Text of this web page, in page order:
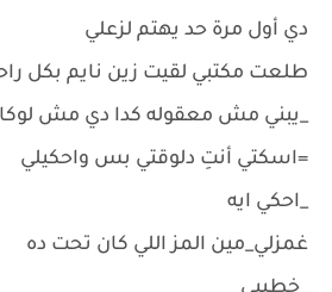
دي أول مرة حد يهتم لزعلي
طلعت مكتبي لقيت زين نايم بكل
_يبني مش معقوله كدا دي مش
=اسكتي أنتِ دلوقتي بس واحكيلي
_احكي ايه
غمزلي_مين المز اللي كان تحت ده